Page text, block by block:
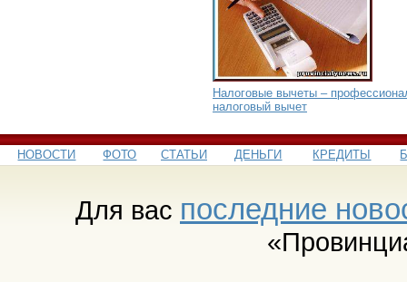
Налоговые вычеты –
налоговый вычет
НОВОСТИ ФОТО СТАТЬИ ДЕНЬГИ КРЕДИТЫ
Для вас последние